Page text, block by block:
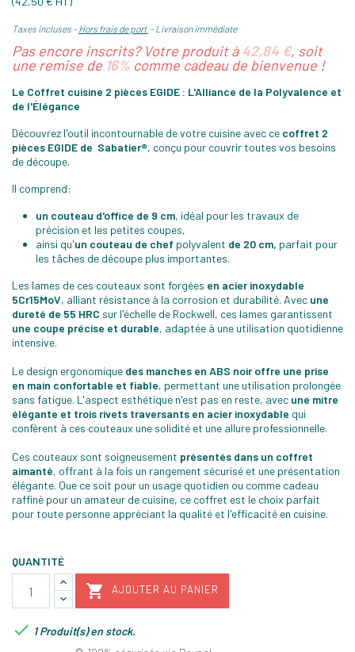
Taxes incluses Hors frais de port Livraison immédiate
Pas encore inscrits? Votre produit à 42,84 €, soit
une remise de 16% comme cadeau de bienvenue !
Le Coffret cuisine 2 pièces EGIDE : L'Alliance de la Polyvalence et
de l'Élégance
Découvrez l'outil incontournable de votre cuisine avec ce coffret 2
pièces EGIDE de Sabatier®, conçu pour couvrir toutes vos besoins
de découpe.
Il comprend:
un couteau d'office de 9 cm, idéal pour les travaux de
précision et les petites coupes,
ainsi qu'un couteau de chef polyvalent de 20 cm, parfait pour
les tâches de découpe plus importantes.
Les lames de ces couteaux sont forgées en acier inoxydable
5Cr15MoV, alliant résistance à la corrosion et durabilité. Avec une
dureté de 55 HRC sur l'échelle de Rockwell, ces lames garantissent
une coupe précise et durable, adaptée à une utilisation quotidienne
intensive.
Le design ergonomique des manches en ABS noir offre une prise
en main confortable et fiable, permettant une utilisation prolongée
sans fatigue. L'aspect esthétique n'est pas en reste, avec une mitre
élégante et trois rivets traversants en acier inoxydable qui
confèrent à ces couteaux une solidité et une allure professionnelle.
Ces couteaux sont soigneusement présentés dans un coffret
aimanté, offrant à la fois un rangement sécurisé et une présentation
élégante. Que ce soit pour un usage quotidien ou comme cadeau
raffiné pour un amateur de cuisine, ce coffret est le choix parfait
pour toute personne appréciant la qualité et l'efficacité en cuisine.
QUANTITÉ
 AJOUTER AU PANIER
 1 Produit(s) en stock.